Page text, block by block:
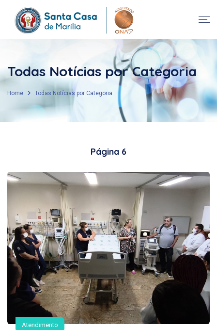
Todas Notícias por Categoria
Home Todas Notícias por Categoria
Página 6
Atendimento